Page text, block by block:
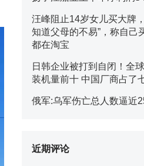
汪峰阻止14岁女儿买大牌
知道父母的不易”，称自己
都在淘宝
日韩企业被打到自闭！全
装机量前十 中国厂商占了
俄军:乌军伤亡总人数逼近
近期评论